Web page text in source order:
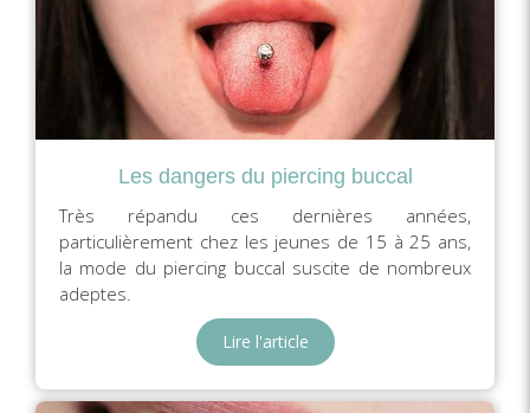
Les dangers du piercing buccal
Très répandu ces dernières années,
particulièrement chez les jeunes de 15 à 25 ans,
la mode du piercing buccal suscite de nombreux
adeptes.
Lire l'article